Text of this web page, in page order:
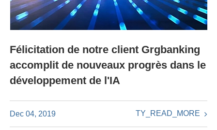
Félicitation de notre client Grgbanking
accomplit de nouveaux progrès dans le
développement de l'IA
Dec 04, 2019 TY_READ_MORE